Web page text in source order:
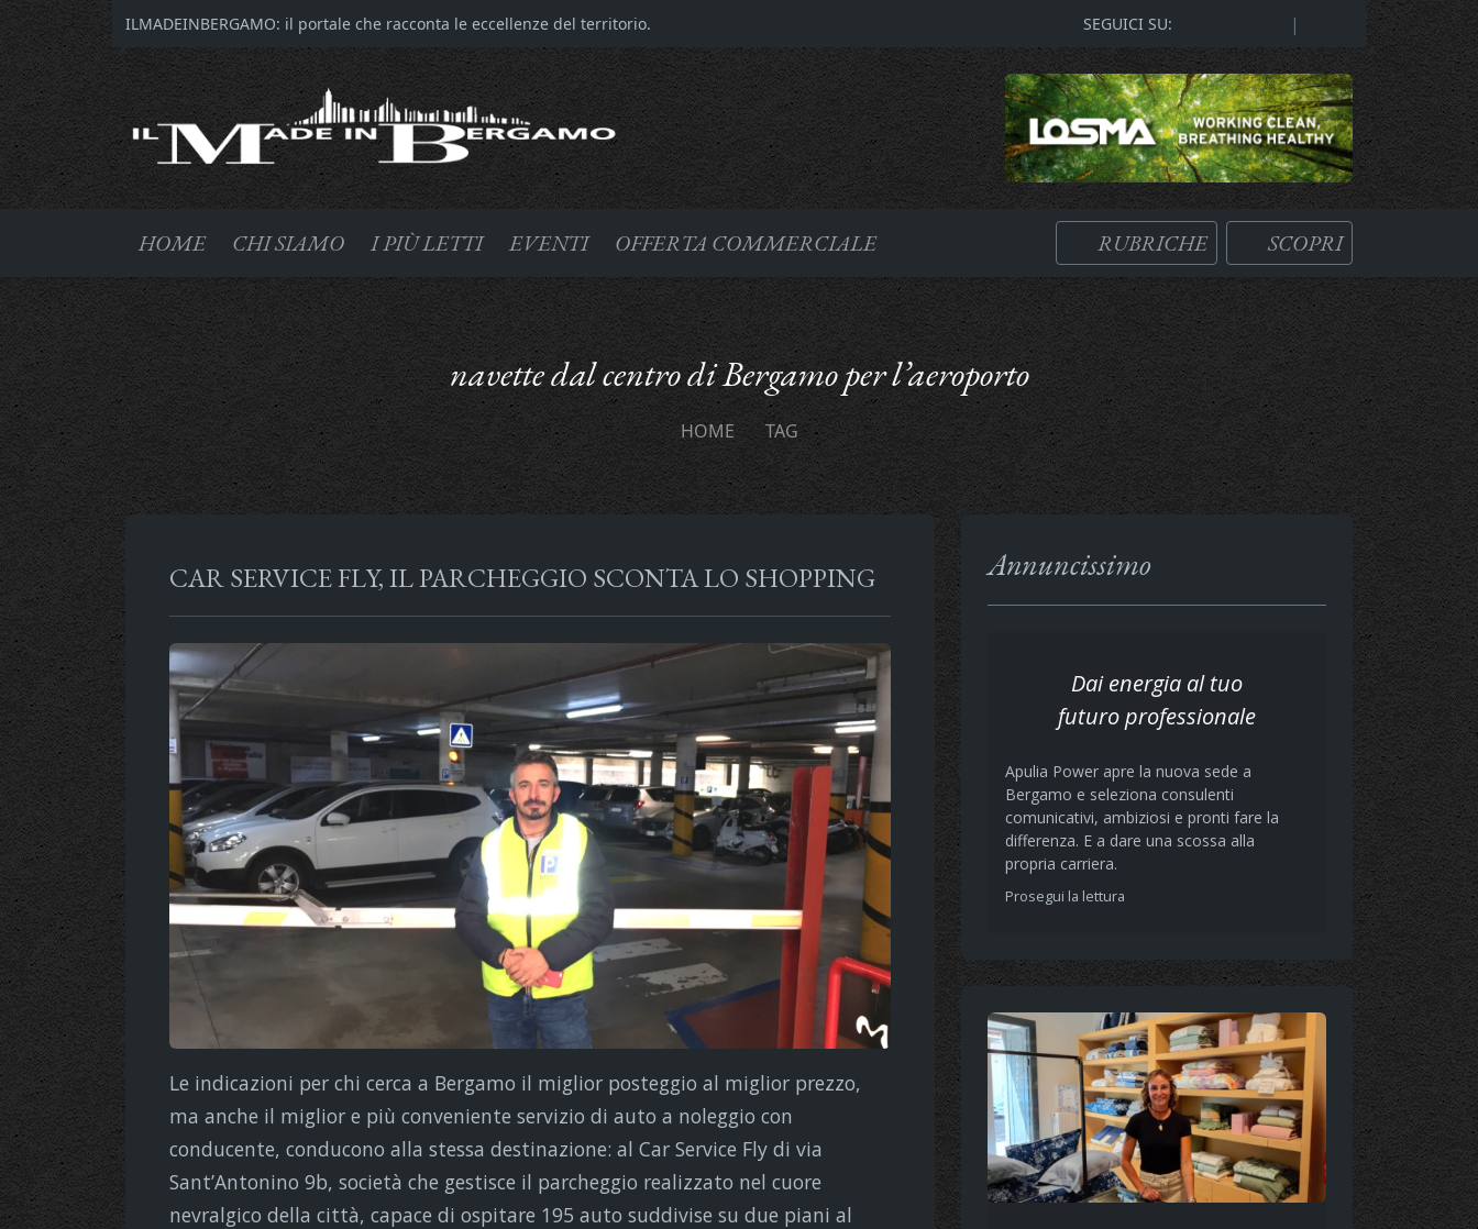
ILMADEINBERGAMO: il portale che racconta le eccellenze del territorio. SEGUICI SU: |
HOME CHI SIAMO I PIÙ LETTI EVENTI OFFERTA COMMERCIALE RUBRICHE SCOPRI
navette dal centro di Bergamo per l’aeroporto
HOME TAG
CAR SERVICE FLY, IL PARCHEGGIO SCONTA LO SHOPPING
Le indicazioni per chi cerca a Bergamo il miglior posteggio al miglior prezzo,
ma anche il miglior e più conveniente servizio di auto a noleggio con
conducente, conducono alla stessa destinazione: al Car Service Fly di via
Sant’Antonino 9b, società che gestisce il parcheggio realizzato nel cuore
nevralgico della città, capace di ospitare 195 auto suddivise su due piani al
Annuncissimo
Dai energia al tuo
futuro professionale
Apulia Power apre la nuova sede a
Bergamo e seleziona consulenti
comunicativi, ambiziosi e pronti fare la
differenza. E a dare una scossa alla
propria carriera.
Prosegui la lettura